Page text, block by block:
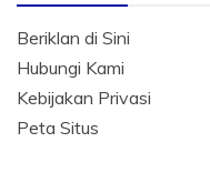
Beriklan di Sini
Hubungi Kami
Kebijakan Privasi
Peta Situs